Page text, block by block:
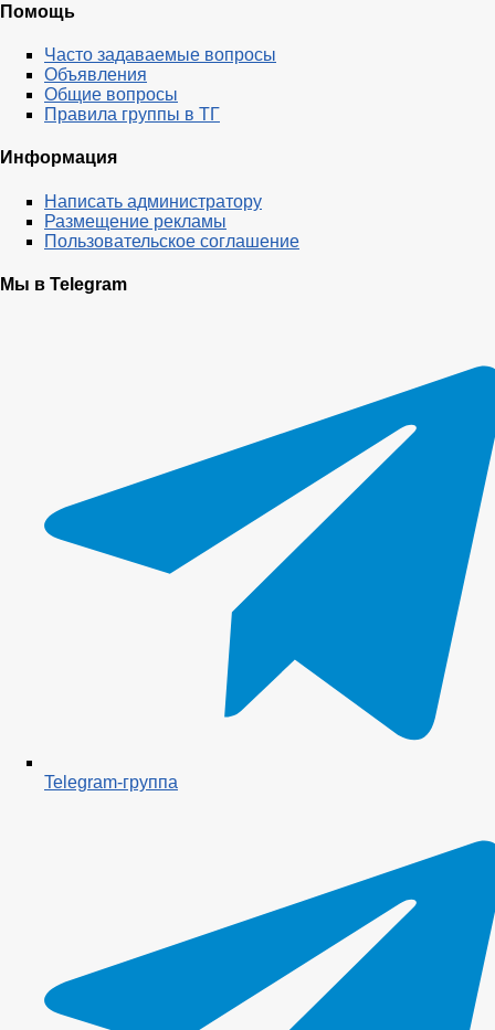
Помощь
Часто задаваемые вопросы
Объявления
Общие вопросы
Правила группы в ТГ
Информация
Написать администратору
Размещение рекламы
Пользовательское соглашение
Мы в Telegram
Telegram-группа